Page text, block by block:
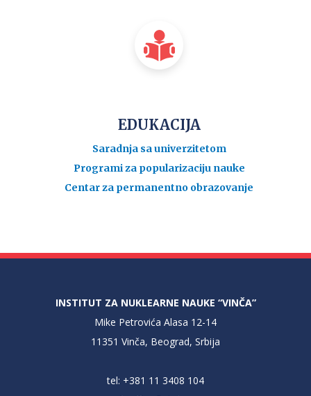
EDUKACIJA
Saradnja sa univerzitetom
Programi za popularizaciju nauke
Centar za permanentno obrazovanje
INSTITUT ZA NUKLEARNE NAUKE “VINČA”
Mike Petrovića Alasa 12-14
11351 Vinča, Beograd, Srbija
tel: +381 11 3408 104